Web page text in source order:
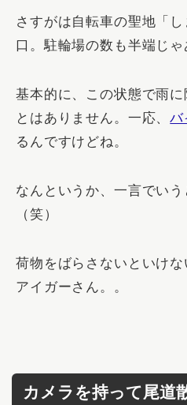
さすがは自転車の聖地「
口。駐輪場の数も半端じゃ
基本的に、この状態で雨
とはありません。一応、バ
るんですけどね。
なんというか、一言でいう
（笑）
荷物をばらさないといけな
アイガーさん。。
カメラを持って尾道